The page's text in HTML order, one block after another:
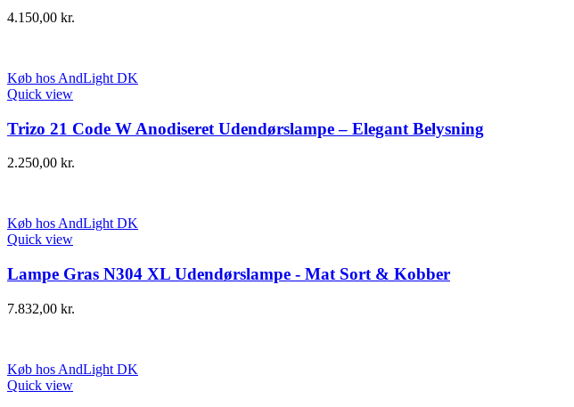
4.150,00 kr.
Køb hos AndLight DK
Quick view
Trizo 21 Code W Anodiseret Udendørslampe – Elegant Belysning
2.250,00 kr.
Køb hos AndLight DK
Quick view
Lampe Gras N304 XL Udendørslampe - Mat Sort & Kobber
7.832,00 kr.
Køb hos AndLight DK
Quick view